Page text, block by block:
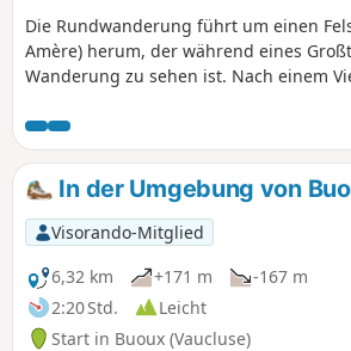
Die Rundwanderung führt um einen
Amère) herum, der während eines
Wanderung zu sehen ist. Nach einem
la Roche vor. Wenn Sie möchten, können
Kapelle (nicht auf der Karte
und dem Weg folgen, der Sie zum Gipfel
(Ruine) führt, von wo aus Sie einen
Tal der Durance haben.
In der Umgebung von
Visorando-Mitglied
6,32 km
+171 m
-167 m
2:20 Std.
Leicht
Start in Buoux (Vaucluse)